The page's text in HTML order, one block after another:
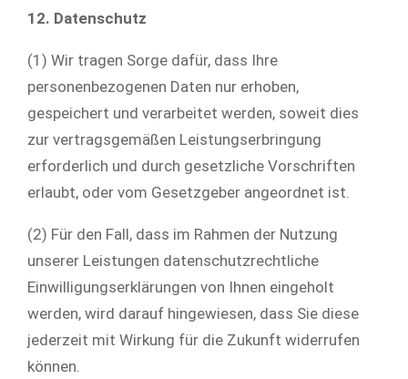
12. Datenschutz
(1) Wir tragen Sorge dafür, dass Ihre
personenbezogenen Daten nur erhoben,
gespeichert und verarbeitet werden, soweit dies
zur vertragsgemäßen Leistungserbringung
erforderlich und durch gesetzliche Vorschriften
erlaubt, oder vom Gesetzgeber angeordnet ist.
(2) Für den Fall, dass im Rahmen der Nutzung
unserer Leistungen datenschutzrechtliche
Einwilligungserklärungen von Ihnen eingeholt
werden, wird darauf hingewiesen, dass Sie diese
jederzeit mit Wirkung für die Zukunft widerrufen
können.